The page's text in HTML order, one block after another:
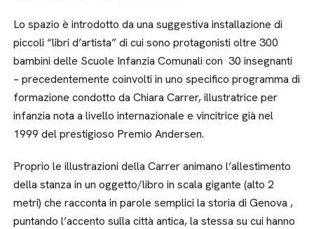
Lo spazio è introdotto da una suggestiva installazione di
piccoli “libri d’artista” di cui sono protagonisti oltre 300
bambini delle Scuole Infanzia Comunali con 30 insegnanti
– precedentemente coinvolti in uno specifico programma di
formazione condotto da Chiara Carrer, illustratrice per
infanzia nota a livello internazionale e vincitrice già nel
1999 del prestigioso Premio Andersen.
Proprio le illustrazioni della Carrer animano l’allestimento
della stanza in un oggetto/libro in scala gigante (alto 2
metri) che racconta in parole semplici la storia di Genova ,
puntando l’accento sulla città antica, la stessa su cui hanno